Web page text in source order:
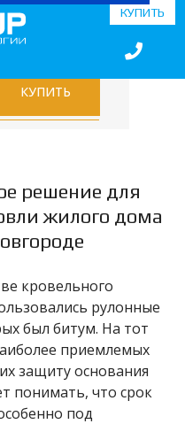
КУПИТЬ
КУПИТЬ
решение для
жилого дома
кровельного
рулонные
был битум. На тот
приемлемых
защиту основания
понимать, что срок
под